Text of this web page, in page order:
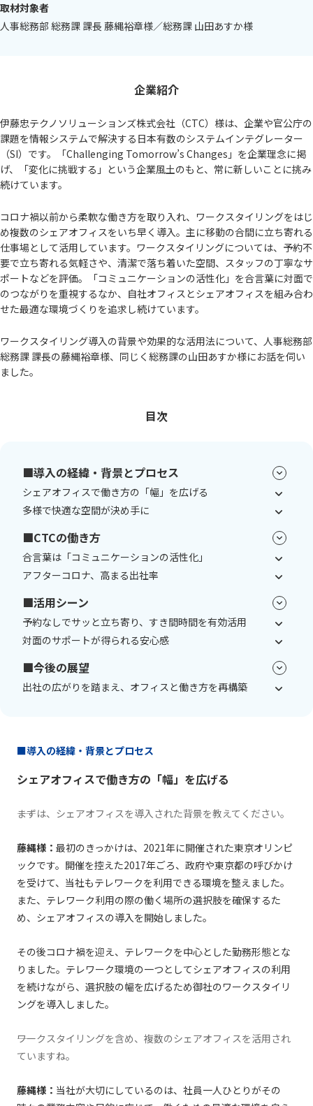
取材対象者
人事総務部 総務課 課長 藤縄裕章様／総務課 山田あすか様
企業紹介
伊藤忠テクノソリューションズ株式会社（CTC）様は、企業や官公庁の
課題を情報システムで解決する日本有数のシステムインテグレーター
（SI）です。「Challenging Tomorrow’s Changes」を企業理念に掲
げ、「変化に挑戦する」という企業風土のもと、常に新しいことに挑み
続けています。
コロナ禍以前から柔軟な働き方を取り入れ、ワークスタイリングをはじ
め複数のシェアオフィスをいち早く導入。主に移動の合間に立ち寄れる
仕事場として活用しています。ワークスタイリングについては、予約不
要で立ち寄れる気軽さや、清潔で落ち着いた空間、スタッフの丁寧なサ
ポートなどを評価。「コミュニケーションの活性化」を合言葉に対面で
のつながりを重視するなか、自社オフィスとシェアオフィスを組み合わ
せた最適な環境づくりを追求し続けています。
ワークスタイリング導入の背景や効果的な活用法について、人事総務部
総務課 課長の藤縄裕章様、同じく総務課の山田あすか様にお話を伺い
ました。
目次
■導入の経緯・背景とプロセス
シェアオフィスで働き方の「幅」を広げる
多様で快適な空間が決め手に
■CTCの働き方
合言葉は「コミュニケーションの活性化」
アフターコロナ、高まる出社率
■活用シーン
予約なしでサッと立ち寄り、すき間時間を有効活用
対面のサポートが得られる安心感
■今後の展望
出社の広がりを踏まえ、オフィスと働き方を再構築
■導入の経緯・背景とプロセス
シェアオフィスで働き方の「幅」を広げる
――まずは、シェアオフィスを導入された背景を教えてください。
藤縄様： 最初のきっかけは、2021年に開催された東京オリンピ
ックです。開催を控えた2017年ごろ、政府や東京都の呼びかけ
を受けて、当社もテレワークを利用できる環境を整えました。
また、テレワーク利用の際の働く場所の選択肢を確保するた
め、シェアオフィスの導入を開始しました。
その後コロナ禍を迎え、テレワークを中心とした勤務形態とな
りました。テレワーク環境の一つとしてシェアオフィスの利用
を続けながら、選択肢の幅を広げるため御社のワークスタイリ
ングを導入しました。
――ワークスタイリングを含め、複数のシェアオフィスを活用され
ていますね。
藤縄様： 当社が大切にしているのは、社員一人ひとりがその